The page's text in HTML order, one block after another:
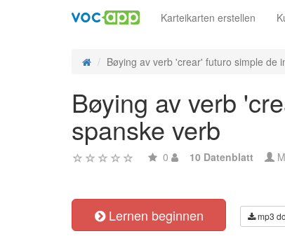
Karteikarten erstellen
Bøying av verb 'crear' futuro simple de
Bøying av verb
spanske verb
0 10 Datenblatt
Lernen beginnen mp3